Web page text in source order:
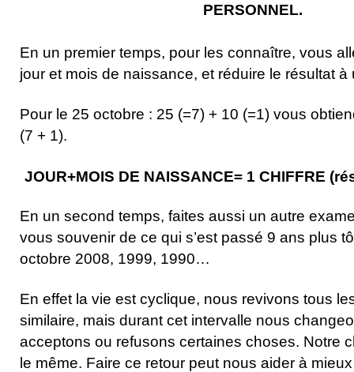
PERSONNEL.
En un premier temps, pour les connaître, vous
jour et mois de naissance, et réduire le résultat à
Pour le 25 octobre : 25 (=7) + 10 (=1) vous
(7 + 1).
JOUR+MOIS DE NAISSANCE= 1 CHIFFRE
En un second temps, faites aussi un autre
vous souvenir de ce qui s’est passé 9 ans plus
octobre 2008, 1999, 1990…
En effet la vie est cyclique, nous revivons tous
similaire, mais durant cet intervalle nous
acceptons ou refusons certaines choses. Notre
le même. Faire ce retour peut nous aider à